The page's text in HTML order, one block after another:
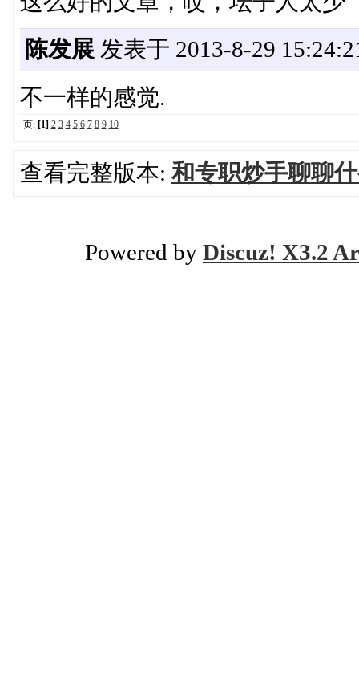
陈发展 发表于 2013-8-29
不一样的感觉.
页: [1] 2 3 4 5 6 7 8 9 10
查看完整版本: 和专职炒手聊聊
Powered by Discuz! X3.2